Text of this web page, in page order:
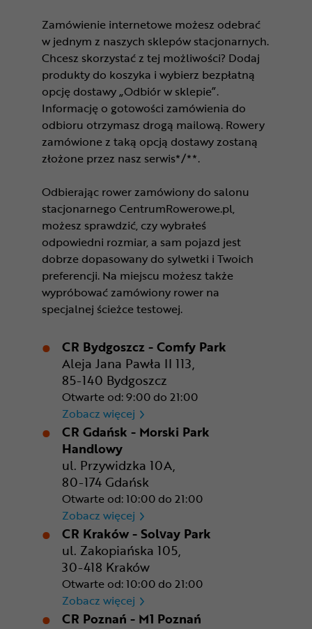
Zamówienie internetowe możesz odebrać
w jednym z naszych sklepów stacjonarnych.
Chcesz skorzystać z tej możliwości? Dodaj
produkty do koszyka i wybierz bezpłatną
opcję dostawy „Odbiór w sklepie”.
Informację o gotowości zamówienia do
odbioru otrzymasz drogą mailową. Rowery
zamówione z taką opcją dostawy zostaną
złożone przez nasz serwis*/**.
Odbierając rower zamówiony do salonu
stacjonarnego CentrumRowerowe.pl,
możesz sprawdzić, czy wybrałeś
odpowiedni rozmiar, a sam pojazd jest
dobrze dopasowany do sylwetki i Twoich
preferencji. Na miejscu możesz także
wypróbować zamówiony rower na
specjalnej ścieżce testowej.
CR Bydgoszcz - Comfy Park
Aleja Jana Pawła II 113,
85-140 Bydgoszcz
Otwarte od: 9:00 do 21:00
Zobacz więcej CR Bydgoszcz - Comfy Park
CR Gdańsk - Morski Park
Handlowy
ul. Przywidzka 10A,
80-174 Gdańsk
Otwarte od: 10:00 do 21:00
Zobacz więcej CR Gdańsk - Morski Park
CR Kraków - Solvay Park
ul. Zakopiańska 105,
30-418 Kraków
Otwarte od: 10:00 do 21:00
Zobacz więcej CR Kraków - Solvay Park
CR Poznań - M1 Poznań